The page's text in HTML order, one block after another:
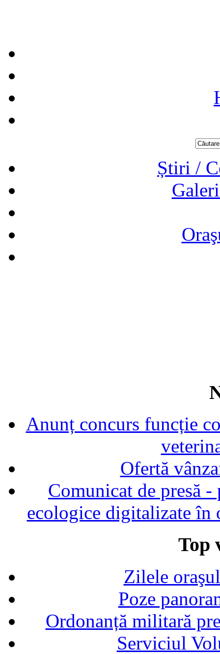
Știri /
Anunț concurs funcție
Ofertă
Comunicat de presă
ecologice digitalizate în
Top
Zilele
Poze
Ordonanță militară
Serviciul